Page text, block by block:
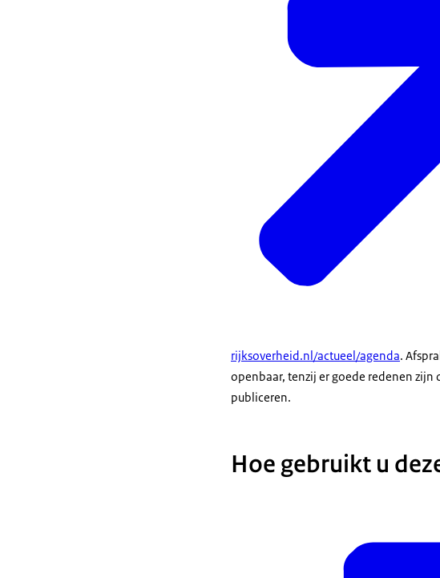
rijksoverheid.nl/actueel/agenda.
openbaar, tenzij er goede redenen zijn
publiceren.
Hoe gebruikt u